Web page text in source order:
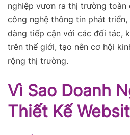
nghiệp vươn ra thị trường toàn
công nghệ thông tin phát
dàng tiếp cận với các đối tác,
trên thế giới, tạo nên cơ hội
rộng thị trường.
Vì Sao Doanh
Thiết Kế